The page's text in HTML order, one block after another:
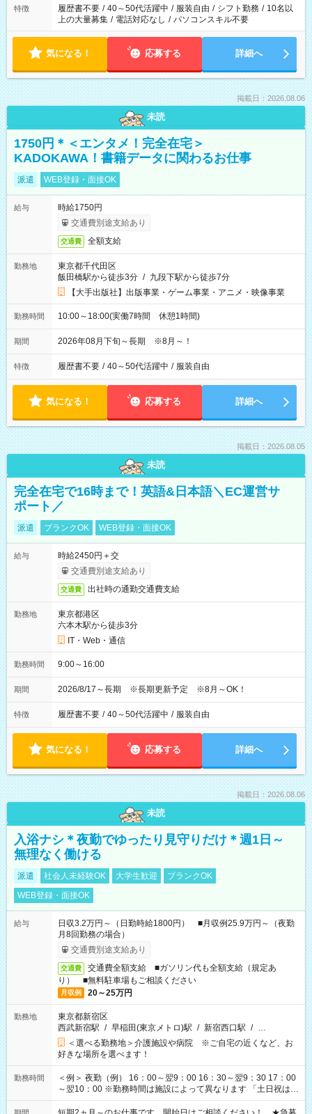
合は応募できません。
特徴 履歴書不要 / 40～50代活躍中 / 服装自由 / シフト勤務 / 10名以
上の大量募集 / 電話対応なし / パソコンスキル不要
気になる！ 応募する 詳細へ
掲載日：2026.08.06
未読
1750円＊＜エンタメ！完全在宅＞
KADOKAWA！書籍データに関わるお仕事
派遣 WEB登録・面接OK
給与
時給1750円
交通費別途支給あり
交通費 全額支給
勤務地
東京都千代田区
飯田橋駅から徒歩3分 / 九段下駅から徒歩7分
【大手出版社】出版事業・ゲーム事業・アニメ・映像事業
勤務時間 10:00～18:00(実働7時間 休憩1時間)
期間 2026年08月下旬～長期 ※8月～！
特徴 履歴書不要 / 40～50代活躍中 / 服装自由
気になる！ 応募する 詳細へ
掲載日：2026.08.05
未読
完全在宅で16時まで！英語&日本語＼EC運営サ
ポート／
派遣 ブランクOK WEB登録・面接OK
給与
時給2450円＋交
交通費別途支給あり
交通費 出社時の通勤交通費支給
勤務地
東京都港区
六本木駅から徒歩3分
IT・Web・通信
勤務時間 9:00～16:00
期間 2026/8/17～長期 ※長期更新予定 ※8月～OK！
特徴 履歴書不要 / 40～50代活躍中 / 服装自由
気になる！ 応募する 詳細へ
掲載日：2026.08.06
未読
入浴ナシ＊夜勤でゆったり見守りだけ＊週1日～
無理なく働ける
派遣 社会人未経験OK 大学生歓迎
ブランクOK
WEB登録・面接OK
給与
日収3.2万円～（日勤時給1800円） ■月収例25.9万円～（夜勤
月8回勤務の場合）
交通費別途支給あり
交通費
交通費全額支給 ■ガソリン代も全額支給（規定あ
り） ■無料駐車場もご相談ください
月収例 20～25万円
勤務地
東京都新宿区
西武新宿駅 / 早稲田(東京メトロ)駅 / 新宿西口駅 / …
＜選べる勤務地＞介護施設や病院 ※ご自宅の近くなど、お
好きな場所を選べます！
勤務時間
＜例＞ 夜勤（例） 16：00～翌9：00 16：30～翌9：30 17：00
～翌10：00 ※勤務時間は施設によって異なります 「土日祝は休
みたい」 「しっかり稼ぎたい」 「もう少し遅い時間から始めた
い」など ご希望にあったお仕事をご案内いたします。 ※未経験